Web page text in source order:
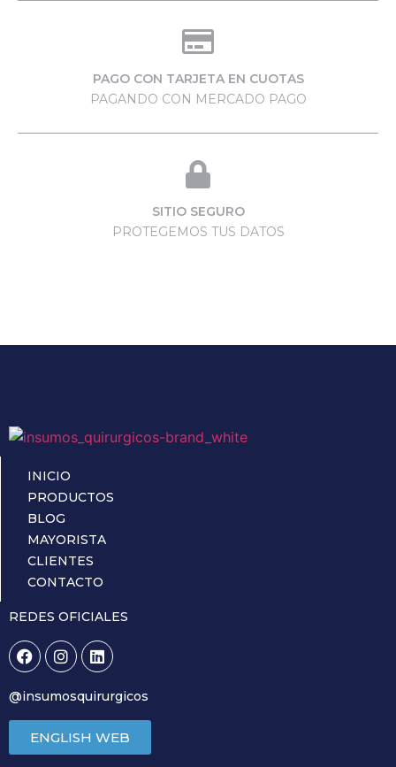
PAGO CON TARJETA EN CUOTAS
PAGANDO CON MERCADO PAGO
SITIO SEGURO
PROTEGEMOS TUS DATOS
INICIO
PRODUCTOS
BLOG
MAYORISTA
CLIENTES
CONTACTO
REDES OFICIALES
@insumosquirurgicos
ENGLISH WEB